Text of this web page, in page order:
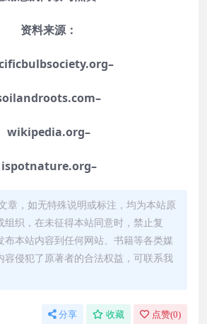
资料来源：
wikipedia.org–
ispotnature.org–
章，如无特殊说明或标注，均为本站原
组织，在未征得本站同意时，禁止复
布本站内容到任何网站、书籍等各类媒
容侵犯了原著者的合法权益，可联系我
分享 收藏 点赞(0)